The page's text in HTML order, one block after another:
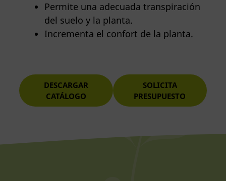
Permite una adecuada transpiración
del suelo y la planta.
Incrementa el confort de la planta.
DESCARGAR
CATÁLOGO
SOLICITA
PRESUPUESTO